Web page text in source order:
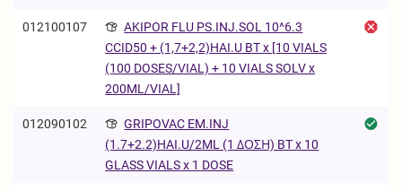
012100107
AKIPOR FLU PS.INJ.SOL 10^6.3
CCID50 + (1,7+2,2)HAI.U BT x [10 VIALS
(100 DOSES/VIAL) + 10 VIALS SOLV x
200ML/VIAL]
012090102
GRIPOVAC EM.INJ
(1.7+2.2)HAI.U/2ML (1 ΔΟΣΗ) BT x 10
GLASS VIALS x 1 DOSE